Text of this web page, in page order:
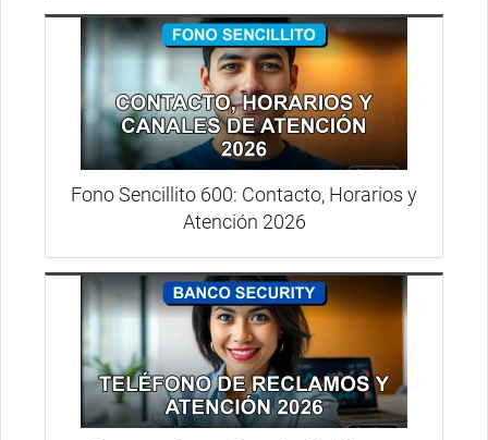
Fono Sencillito 600: Contacto, Horarios y
Atención 2026